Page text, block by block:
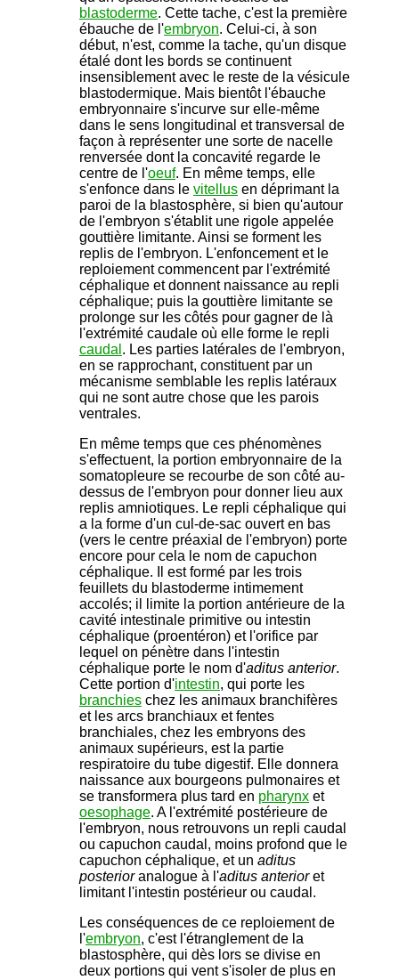
blastoderme. Cette tache, c'est la première
ébauche de l'embryon. Celui-ci, à son
début, n'est, comme la tache, qu'un disque
étalé dont les bords se continuent
insensiblement avec le reste de la vésicule
blastodermique. Mais bientôt l'ébauche
embryonnaire s'incurve sur elle-même
dans le sens longitudinal et transversal de
façon à représenter une sorte de nacelle
renversée dont la concavité regarde le
centre de l'oeuf. En même temps, elle
s'enfonce dans le vitellus en déprimant la
paroi de la blastosphère, si bien qu'autour
de l'embryon s'établit une rigole appelée
gouttière limitante. Ainsi se forment les
replis de l'embryon. L'enfoncement et le
reploiement commencent par l'extrémité
céphalique et donnent naissance au repli
céphalique; puis la gouttière limitante se
prolonge sur les côtés pour gagner de là
l'extrémité caudale où elle forme le repli
caudal . Les parties latérales de l'embryon,
en se rapprochant, constituent par un
mécanisme semblable les replis latéraux
qui ne sont autre chose que les parois
ventrales.
En même temps que ces phénomènes
s'effectuent, la portion embryonnaire de la
somatopleure se recourbe de son côté au-
dessus de l'embryon pour donner lieu aux
replis amniotiques. Le repli céphalique qui
a la forme d'un cul-de-sac ouvert en bas
(vers le centre préaxial de l'embryon) porte
encore pour cela le nom de capuchon
céphalique. Il est formé par les trois
feuillets du blastoderme intimement
accolés; il limite la portion antérieure de la
cavité intestinale primitive ou intestin
céphalique (proentéron) et l'orifice par
lequel on pénètre dans l'intestin
céphalique porte le nom d'aditus anterior.
Cette portion d'intestin, qui porte les
branchies chez les animaux branchifères
et les arcs branchiaux et fentes
branchiales, chez les embryons des
animaux supérieurs, est la partie
respiratoire du tube digestif. Elle donnera
naissance aux bourgeons pulmonaires et
se transformera plus tard en pharynx et
oesophage. A l'extrémité postérieure de
l'embryon, nous retrouvons un repli caudal
ou capuchon caudal, moins profond que le
capuchon céphalique, et un aditus
posterioranalogue à l'aditus anterioret
limitant l'intestin postérieur ou caudal.
Les conséquences de ce reploiement de
l'embryon, c'est l'étranglement de la
blastosphère, qui dès lors se divise en
deux portions qui vent s'isoler de plus en